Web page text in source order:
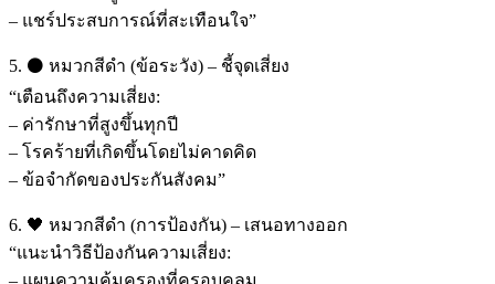
– แชร์ประสบการณ์ที่สะเทือนใจ”
5. ⚫ หมวกสีดำ (ข้อระวัง) – ชี้จุดเสี่ยง
“เตือนถึงความเสี่ยง:
– ค่ารักษาที่สูงขึ้นทุกปี
– โรคร้ายที่เกิดขึ้นโดยไม่คาดคิด
– ข้อจำกัดของประกันสังคม”
6. 🖤 หมวกสีดำ (การป้องกัน) – เสนอทางออก
“แนะนำวิธีป้องกันความเสี่ยง: